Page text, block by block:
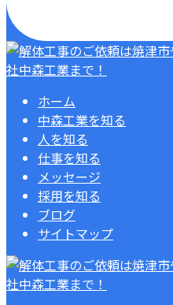
ホーム
中森工業を知る
人を知る
仕事を知る
メッセージ
採用を知る
ブログ
サイトマップ